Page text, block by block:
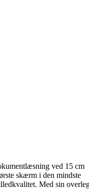
ved 15 cm
skærm i den mindste
Med sin